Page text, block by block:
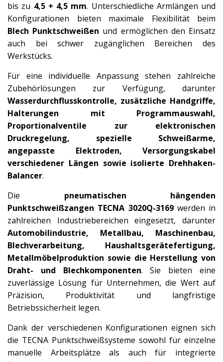
bis zu 4,5 + 4,5 mm. Unterschiedliche Armlängen und
Konfigurationen bieten maximale Flexibilität beim
Blech Punktschweißen und ermöglichen den Einsatz
auch bei schwer zugänglichen Bereichen des
Werkstücks.
Für eine individuelle Anpassung stehen zahlreiche
Zubehörlösungen zur Verfügung, darunter
Wasserdurchflusskontrolle, zusätzliche Handgriffe,
Halterungen mit Programmauswahl,
Proportionalventile zur elektronischen
Druckregelung, spezielle Schweißarme,
angepasste Elektroden, Versorgungskabel
verschiedener Längen sowie isolierte Drehhaken-
Balancer.
Die pneumatischen hängenden
Punktschweißzangen TECNA 3020Q-3169werden in
zahlreichen Industriebereichen eingesetzt, darunter
Automobilindustrie, Metallbau, Maschinenbau,
Blechverarbeitung, Haushaltsgerätefertigung,
Metallmöbelproduktion sowie die Herstellung von
Draht- und Blechkomponenten. Sie bieten eine
zuverlässige Lösung für Unternehmen, die Wert auf
Präzision, Produktivität und langfristige
Betriebssicherheit legen.
Dank der verschiedenen Konfigurationen eignen sich
die TECNA Punktschweißsysteme sowohl für einzelne
manuelle Arbeitsplätze als auch für integrierte